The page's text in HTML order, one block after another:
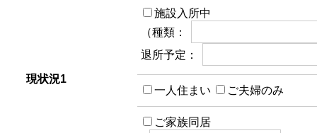
現状況1
施設入所中
（種類：
退所予定：
一人住まい ご夫婦のみ
ご家族同居